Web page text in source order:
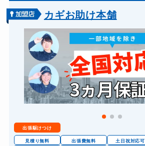
カギお助け本舗
出張駆けつけ
見積り無料 出張費無料 土日祝対応可